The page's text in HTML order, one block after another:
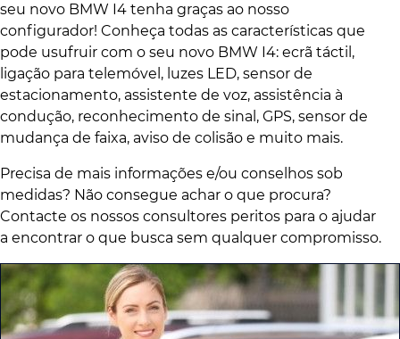
seu novo BMW I4 tenha graças ao nosso
configurador! Conheça todas as características que
pode usufruir com o seu novo BMW I4: ecrã táctil,
ligação para telemóvel, luzes LED, sensor de
estacionamento, assistente de voz, assistência à
condução, reconhecimento de sinal, GPS, sensor de
mudança de faixa, aviso de colisão e muito mais.
Precisa de mais informações e/ou conselhos sob
medidas? Não consegue achar o que procura?
Contacte os nossos consultores peritos para o ajudar
a encontrar o que busca sem qualquer compromisso.